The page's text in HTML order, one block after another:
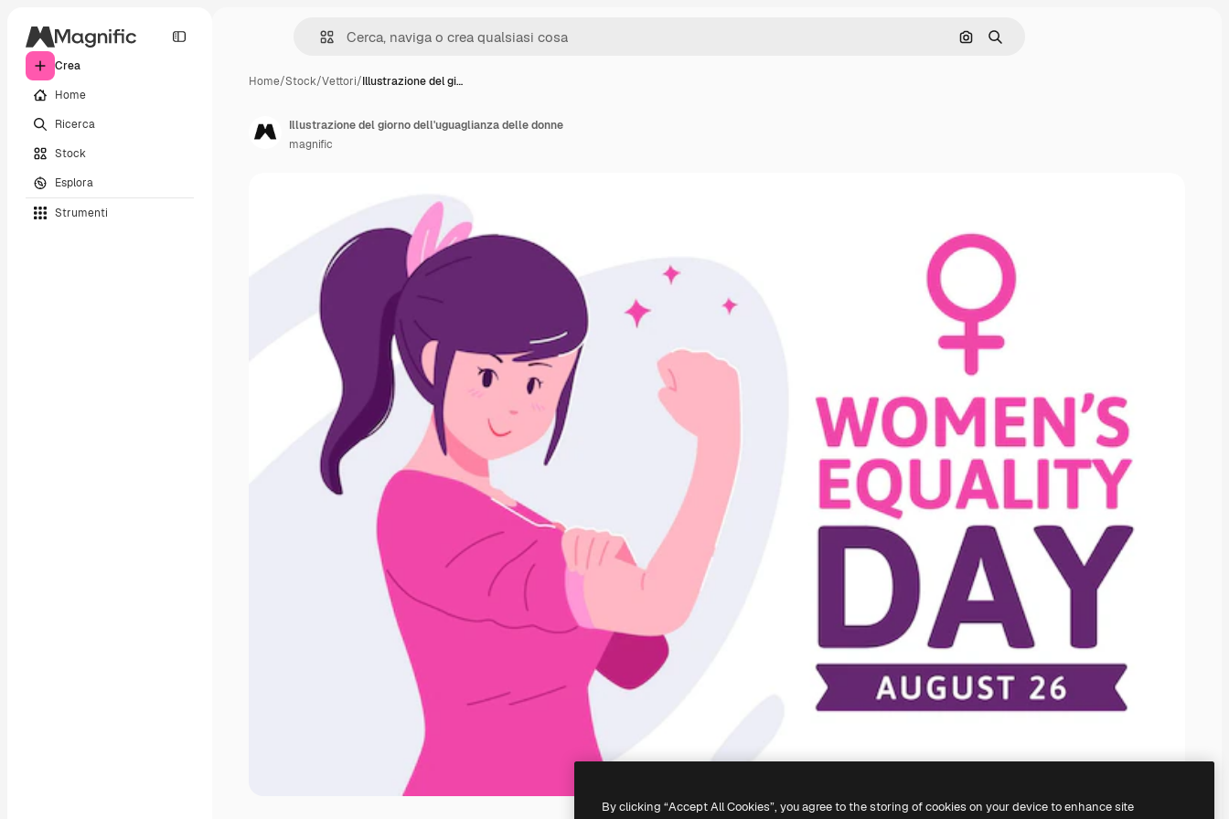
Crea
Home
Ricerca
Stock
Esplora
Strumenti
Cerca per immagine
Ricerca
Home/Stock/Vettori/Illustrazione del gi…
Illustrazione del giorno dell'uguaglianza delle donne
magnific
By clicking “Accept All Cookies”, you agree to the storing of cookies on your device to enhance site